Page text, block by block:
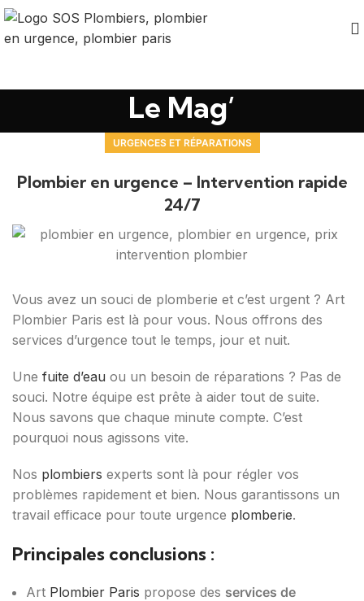
Le Mag’
URGENCES ET RÉPARATIONS
Plombier en urgence – Intervention rapide
24/7
Vous avez un souci de plomberie et c’est urgent ? Art
Plombier Paris est là pour vous. Nous offrons des
services d’urgence tout le temps, jour et nuit.
Une fuite d’eau ou un besoin de réparations ? Pas de
souci. Notre équipe est prête à aider tout de suite.
Nous savons que chaque minute compte. C’est
pourquoi nous agissons vite.
Nos plombiers experts sont là pour régler vos
problèmes rapidement et bien. Nous garantissons un
travail efficace pour toute urgence plomberie.
Principales conclusions :
Art Plombier Paris propose des services de